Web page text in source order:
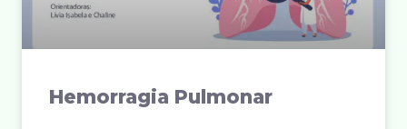
Hemorragia Pulmonar